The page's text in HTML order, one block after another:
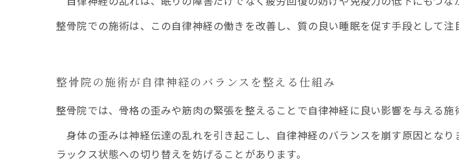
整骨院での施術は、この自律神経の働きを改善し、質の良い睡眠を促す手段として注
整骨院の施術が自律神経のバランスを整える仕組み
整骨院では、骨格の歪みや筋肉の緊張を整えることで自律神経に良い影響を与える施
身体の歪みは神経伝達の乱れを引き起こし、自律神経のバランスを崩す原因とな
ラックス状態への切り替えを妨げることがあります。